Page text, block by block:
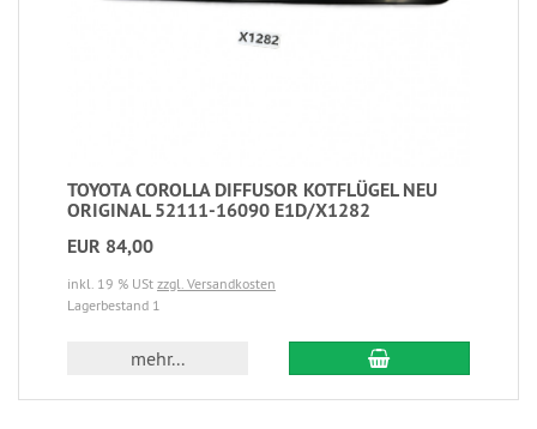
TOYOTA COROLLA DIFFUSOR KOTFLÜGEL NEU
ORIGINAL 52111-16090 E1D/X1282
EUR 84,00
inkl. 19 % USt zzgl. Versandkosten
Lagerbestand 1
mehr...